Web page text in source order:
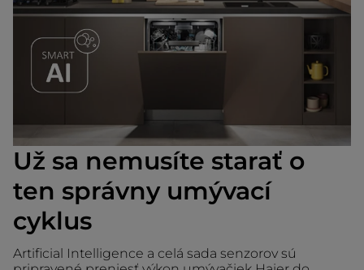
Už sa nemusíte starať o
ten správny umývací
cyklus
Artificial Intelligence a celá sada senzorov sú